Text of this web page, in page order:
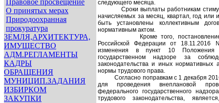
Правовое просвещение
О принятых мерах
Природоохранная
прокуратура
ЗЕМЛЯ,АРХИТЕКТУРА,
ИМУЩЕСТВО
АДМ.РЕГЛАМЕНТЫ
КАДРЫ
ОБРАЩЕНИЯ
МУНИЦИП.ЗАДАНИЯ
ИЗБИРКОМ
ЗАКУПКИ
следующего месяца.
Сроки выплаты работникам
начисляемых за месяц, квартал, год или
быть установлены коллективным
нормативным актом.
Кроме того,
Российской Федерации от
изменения в пункт 10 Положения
государственном надзоре за
законодательства и иных нормативных
нормы трудового права.
Согласно поправкам с 1 декабря
для проведения внеплановой
федерального государственного
трудового законодательства,